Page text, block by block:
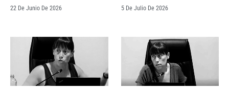
22 De Junio De 2026 5 De Julio De 2026